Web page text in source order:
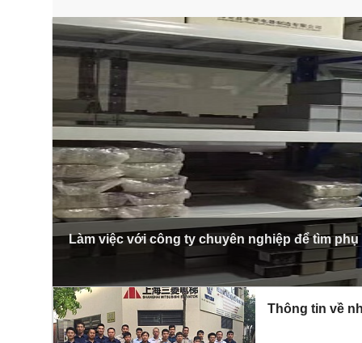
Làm việc với công ty chuyên nghiệp để tìm
Thông tin về